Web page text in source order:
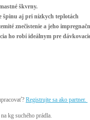
škvrny.
špinu aj pri nízkych teplotách
znečistenie a jeho
ho robí ideálnym pre
Registrujte sa ako partner.
kg suchého prádla.